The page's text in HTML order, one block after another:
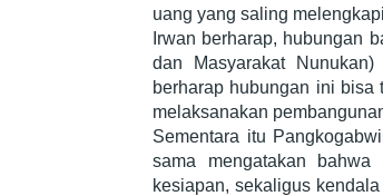
uang yang saling
Irwan berharap, hubungan
dan Masyarakat
berharap hubungan ini
melaksanakan
Sementara itu
sama mengatakan
kesiapan, sekaligus